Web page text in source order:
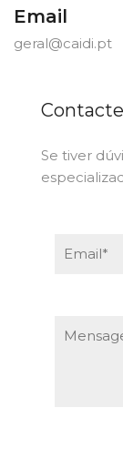
Email
geral@caidi.pt
Se tiver